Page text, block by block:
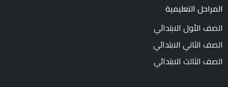
المراحل التعليمية
الصف الأول الابتدائي
الصف الثاني الابتدائي
الصف الثالث الابتدائي